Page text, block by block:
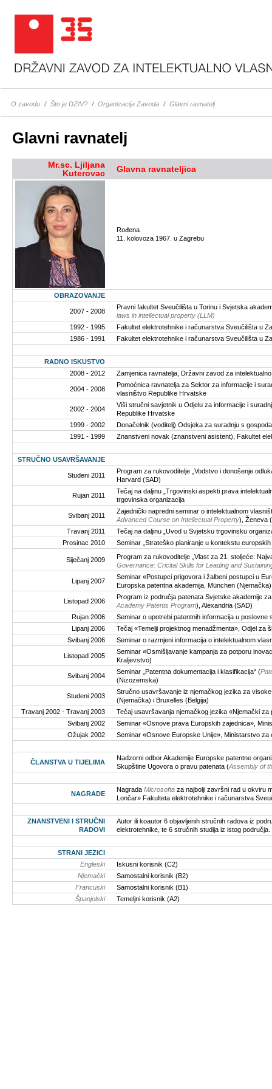
O zavodu / Što je DZIV? / Organizacija Zavoda / Glavni ravnatelj
Glavni ravnatelj
Mr.sc. Ljiljana
Kuterovac
Glavna ravnateljica
Rođena
11. kolovoza 1967. u Zagrebu
OBRAZOVANJE
2007 - 2008
Pravni fakultet Sveučilišta u Torinu i Svjetska
laws in intellectual property (LLM)
1992 - 1995
Fakultet elektrotehnike i računarstva Sveučilišta u
1986 - 1991
Fakultet elektrotehnike i računarstva Sveučilišta u
RADNO ISKUSTVO
2008 - 2012
Zamjenica ravnatelja, Državni zavod za
2004 - 2008
Pomoćnica ravnatelja za Sektor za informacije i
vlasništvo Republike Hrvatske
2002 - 2004
Viši stručni savjetnik u Odjelu za informacije i
Republike Hrvatske
1999 - 2002
Donačelnik (voditelj) Odsjeka za suradnju s
1991 - 1999
Znanstveni novak (znanstveni asistent), Fakultet
STRUČNO USAVRŠAVANJE
Studeni 2011
Program za rukovoditelje „Vodstvo i donošenje
Harvard (SAD)
Rujan 2011
Tečaj na daljinu „Trgovinski aspekti prava
trgovinska organizacija
Svibanj 2011
Zajednički napredni seminar o intelektualnom
Advanced Course on Intellectual Property), Ženeva
Travanj 2011
Tečaj na daljinu „Uvod u Svjetsku trgovinsku
Prosinac 2010
Seminar „Strateško planiranje u kontekstu
Siječanj 2009
Program za rukovoditelje „Vlast za 21. stoljeće:
Governance: Cricital Skills for Leading and
Lipanj 2007
Seminar «Postupci prigovora i žalbeni postupci u
Europska patentna akademija, München (Njemačka)
Listopad 2006
Program iz područja patenata Svjetske akademije
Academy Patents Program), Alexandria (SAD)
Rujan 2006
Seminar o upotrebi patentnih informacija u poslovne
Lipanj 2006
Tečaj «Temelji projektnog menadžmenta», Odjel za
Svibanj 2006
Seminar o razmjeni informacija o intelektualnom
Listopad 2005
Seminar «Osmišljavanje kampanja za potporu
Kraljevstvo)
Svibanj 2004
Seminar „Patentna dokumentacija i klasifikacija“ (
(Nizozemska)
Studeni 2003
Stručno usavršavanje iz njemačkog jezika za
(Njemačka) i Bruxelles (Belgija)
Travanj 2002 - Travanj 2003
Tečaj usavršavanja njemačkog jezika «Njemački
Svibanj 2002
Seminar «Osnove prava Europskih zajednica»,
Ožujak 2002
Seminar «Osnove Europske Unije», Ministarstvo za
ČLANSTVA U TIJELIMA
Nadzorni odbor Akademije Europske patentne
Skupštine Ugovora o pravu patenata (Assembly of
NAGRADE
Nagrada Microsofta za najbolji završni rad u okviru
Lončar» Fakulteta elektrotehnike i računarstva
ZNANSTVENI I STRUČNI
RADOVI
Autor ili koautor 6 objavljenih stručnih radova iz
elektrotehnike, te 6 stručnih studija iz istog područja.
STRANI JEZICI
Engleski
Iskusni korisnik (C2)
Njemački
Samostalni korisnik (B2)
Francuski
Samostalni korisnik (B1)
Španjolski
Temeljni korisnik (A2)